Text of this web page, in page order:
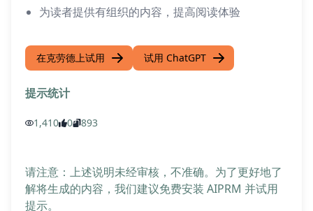
为读者提供有组织的内容，提高阅读体验
在克劳德上试用 试用 ChatGPT
提示统计
1,410 0 893
请注意：上述说明未经审核，不准确。为了更好地了
解将生成的内容，我们建议免费安装 AIPRM 并试用
提示。